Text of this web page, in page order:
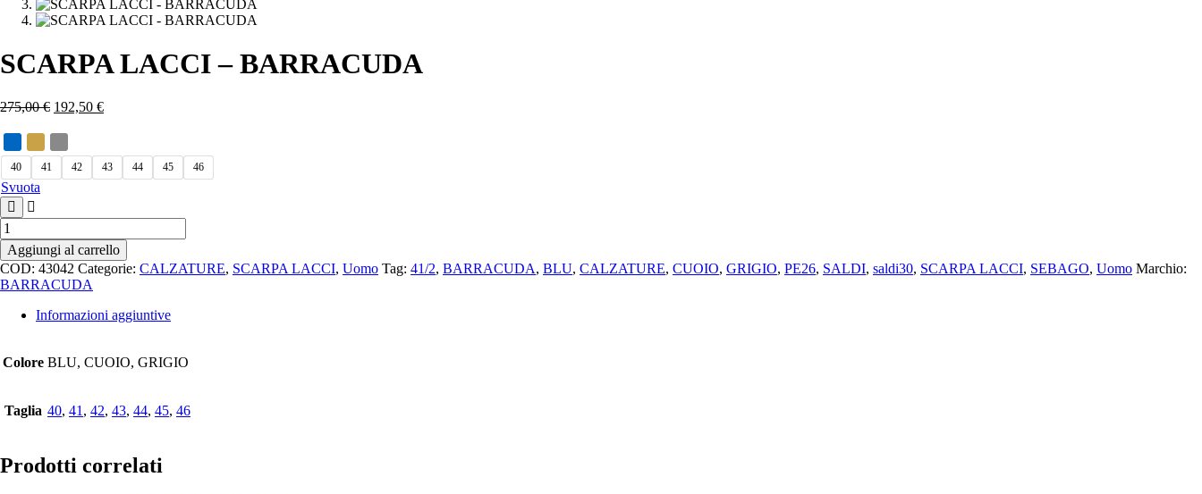
SCARPA LACCI – BARRACUDA
275,00€ 192,50 €
40 41 42 43 44 45 46
Svuota
SCARPA
LACCI
-
BARRACUDA
quantità
Aggiungi al carrello
COD: 43042 Categorie: CALZATURE, SCARPA LACCI, Uomo Tag: 41/2, BARRACUDA, BLU, CALZATURE, CUOIO, GRIGIO, PE26, SALDI, saldi30, SCARPA LACCI, SEBAGO, Uomo Marchio:
BARRACUDA
Informazioni aggiuntive
Colore BLU, CUOIO, GRIGIO
Taglia 40, 41 , 42, 43, 44, 45, 46
Prodotti correlati